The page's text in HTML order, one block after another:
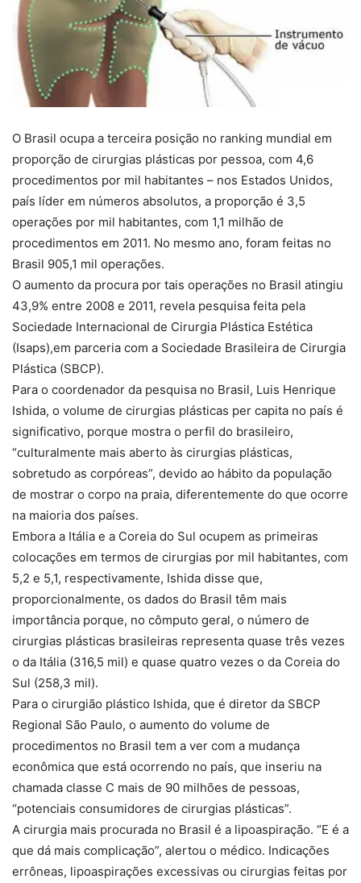
O Brasil ocupa a terceira posição no ranking mundial em
proporção de cirurgias plásticas por pessoa, com 4,6
procedimentos por mil habitantes – nos Estados Unidos,
país líder em números absolutos, a proporção é 3,5
operações por mil habitantes, com 1,1 milhão de
procedimentos em 2011. No mesmo ano, foram feitas no
Brasil 905,1 mil operações.
O aumento da procura por tais operações no Brasil atingiu
43,9% entre 2008 e 2011, revela pesquisa feita pela
Sociedade Internacional de Cirurgia Plástica Estética
(Isaps),em parceria com a Sociedade Brasileira de Cirurgia
Plástica (SBCP).
Para o coordenador da pesquisa no Brasil, Luis Henrique
Ishida, o volume de cirurgias plásticas per capita no país é
significativo, porque mostra o perfil do brasileiro,
“culturalmente mais aberto às cirurgias plásticas,
sobretudo as corpóreas”, devido ao hábito da população
de mostrar o corpo na praia, diferentemente do que ocorre
na maioria dos países.
Embora a Itália e a Coreia do Sul ocupem as primeiras
colocações em termos de cirurgias por mil habitantes, com
5,2 e 5,1, respectivamente, Ishida disse que,
proporcionalmente, os dados do Brasil têm mais
importância porque, no cômputo geral, o número de
cirurgias plásticas brasileiras representa quase três vezes
o da Itália (316,5 mil) e quase quatro vezes o da Coreia do
Sul (258,3 mil).
Para o cirurgião plástico Ishida, que é diretor da SBCP
Regional São Paulo, o aumento do volume de
procedimentos no Brasil tem a ver com a mudança
econômica que está ocorrendo no país, que inseriu na
chamada classe C mais de 90 milhões de pessoas,
“potenciais consumidores de cirurgias plásticas”.
A cirurgia mais procurada no Brasil é a lipoaspiração. “E é a
que dá mais complicação”, alertou o médico. Indicações
errôneas, lipoaspirações excessivas ou cirurgias feitas por